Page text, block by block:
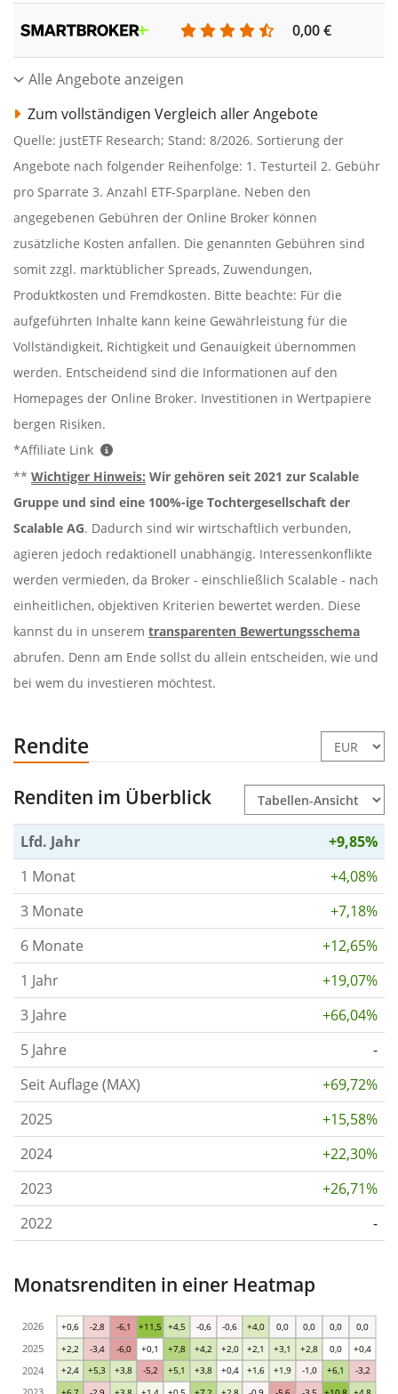
0,00 €
Alle Angebote anzeigen
Zum vollständigen Vergleich aller Angebote
Quelle: justETF Research; Stand: 8/2026. Sortierung der
Angebote nach folgender Reihenfolge: 1. Testurteil 2. Gebühr
pro Sparrate 3. Anzahl ETF-Sparpläne. Neben den
angegebenen Gebühren der Online Broker können
zusätzliche Kosten anfallen. Die genannten Gebühren sind
somit zzgl. marktüblicher Spreads, Zuwendungen,
Produktkosten und Fremdkosten. Bitte beachte: Für die
aufgeführten Inhalte kann keine Gewährleistung für die
Vollständigkeit, Richtigkeit und Genauigkeit übernommen
werden. Entscheidend sind die Informationen auf den
Homepages der Online Broker. Investitionen in Wertpapiere
bergen Risiken.
*Affiliate Link
** Wichtiger Hinweis: Wir gehören seit 2021 zur Scalable
Gruppe und sind eine 100%-ige Tochtergesellschaft der
Scalable AG. Dadurch sind wir wirtschaftlich verbunden,
agieren jedoch redaktionell unabhängig. Interessenkonflikte
werden vermieden, da Broker - einschließlich Scalable - nach
einheitlichen, objektiven Kriterien bewertet werden. Diese
kannst du in unserem transparenten Bewertungsschema
abrufen. Denn am Ende sollst du allein entscheiden, wie und
bei wem du investieren möchtest.
Rendite
Renditen im Überblick
Lfd. Jahr
+9,85%
1 Monat
+4,08%
3 Monate
+7,18%
6 Monate
+12,65%
1 Jahr
+19,07%
3 Jahre
+66,04%
5 Jahre
-
Seit Auflage (MAX)
+69,72%
2025
+15,58%
2024
+22,30%
2023
+26,71%
2022
-
Monatsrenditen in einer Heatmap
+2,4 +5,3 +3,8 -5,2 +5,1 +3,8 +0,4 +1,6 +1,9 -1,0 +6,1 -3,2
+2,2 -3,4 -6,0 +0,1 +7,8 +4,2 +2,0 +2,1 +3,1 +2,8 0,0 +0,4
+0,6 -2,8 -6,1 +11,5 +4,5 -0,6 -0,6 +4,0 0,0 0,0 0,0 0,0
2024
2025
2026